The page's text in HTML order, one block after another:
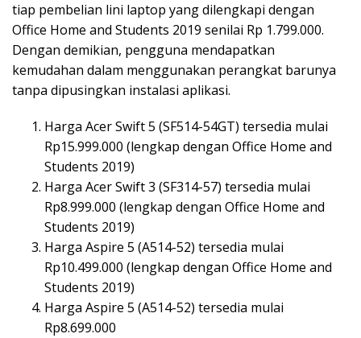
tiap pembelian lini laptop yang dilengkapi dengan
Office Home and Students 2019 senilai Rp 1.799.000.
Dengan demikian, pengguna mendapatkan
kemudahan dalam menggunakan perangkat barunya
tanpa dipusingkan instalasi aplikasi.
Harga Acer Swift 5 (SF514-54GT) tersedia mulai
Rp15.999.000 (lengkap dengan Office Home and
Students 2019)
Harga Acer Swift 3 (SF314-57) tersedia mulai
Rp8.999.000 (lengkap dengan Office Home and
Students 2019)
Harga Aspire 5 (A514-52) tersedia mulai
Rp10.499.000 (lengkap dengan Office Home and
Students 2019)
Harga Aspire 5 (A514-52) tersedia mulai
Rp8.699.000